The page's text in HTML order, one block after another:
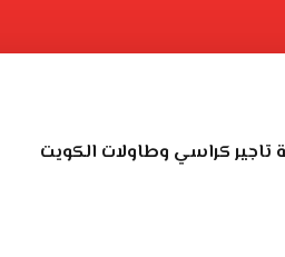
تاجير كراسي وطاولات الكويت